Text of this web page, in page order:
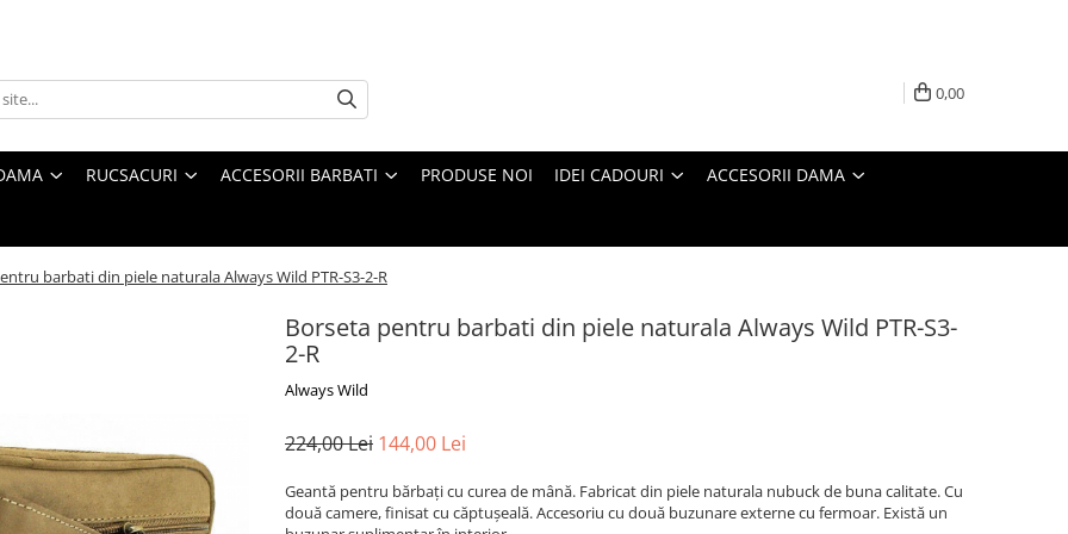
0,00
RUCSACURI ACCESORII BARBATI PRODUSE NOI IDEI CADOURI ACCESORII DAMA
barbati din piele naturala Always Wild PTR-S3-2-R
Borseta pentru barbati din piele naturala Always Wild PTR-S3-
2-R
Always Wild
224,00 Lei 144,00 Lei
Geantă pentru bărbați cu curea de mână. Fabricat din piele naturala nubuck de buna calitate. Cu
două camere, finisat cu căptușeală. Accesoriu cu două buzunare externe cu fermoar. Există un